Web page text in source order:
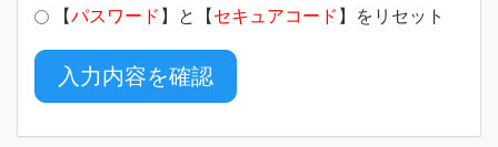
【パスワード】と【セキュアコード】をリセット